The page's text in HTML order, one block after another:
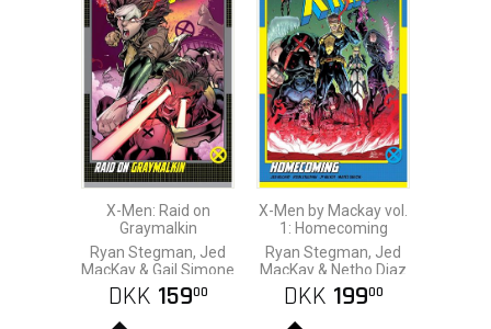
X-Men: Raid on
Graymalkin
Ryan Stegman, Jed
MacKay & Gail Simone
DKK 15900
X-Men by Mackay vol.
1: Homecoming
Ryan Stegman, Jed
MacKay & Netho Diaz
DKK 19900